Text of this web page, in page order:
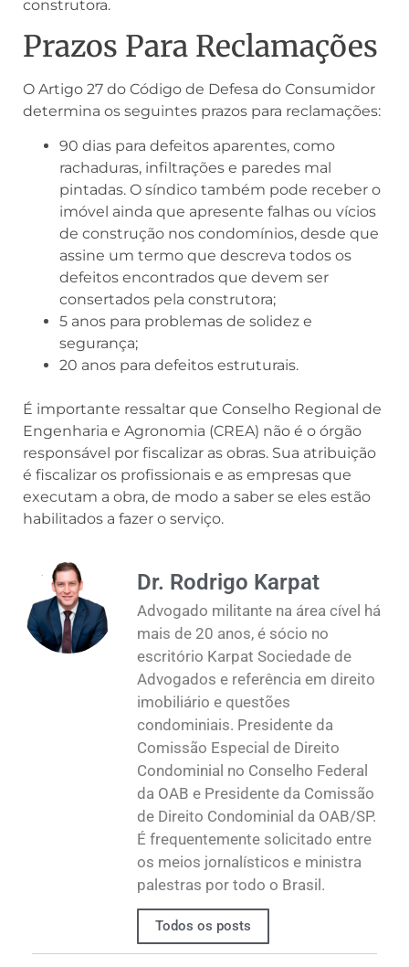
construtora.
Prazos Para Reclamações
O Artigo 27 do Código de Defesa do Consumidor
determina os seguintes prazos para reclamações:
90 dias para defeitos aparentes, como
rachaduras, infiltrações e paredes mal
pintadas. O síndico também pode receber o
imóvel ainda que apresente falhas ou vícios
de construção nos condomínios, desde que
assine um termo que descreva todos os
defeitos encontrados que devem ser
consertados pela construtora;
5 anos para problemas de solidez e
segurança;
20 anos para defeitos estruturais.
É importante ressaltar que Conselho Regional de
Engenharia e Agronomia (CREA) não é o órgão
responsável por fiscalizar as obras. Sua atribuição
é fiscalizar os profissionais e as empresas que
executam a obra, de modo a saber se eles estão
habilitados a fazer o serviço.
Dr. Rodrigo Karpat
Advogado militante na área cível há
mais de 20 anos, é sócio no
escritório Karpat Sociedade de
Advogados e referência em direito
imobiliário e questões
condominiais. Presidente da
Comissão Especial de Direito
Condominial no Conselho Federal
da OAB e Presidente da Comissão
de Direito Condominial da OAB/SP.
É frequentemente solicitado entre
os meios jornalísticos e ministra
palestras por todo o Brasil.
Todos os posts